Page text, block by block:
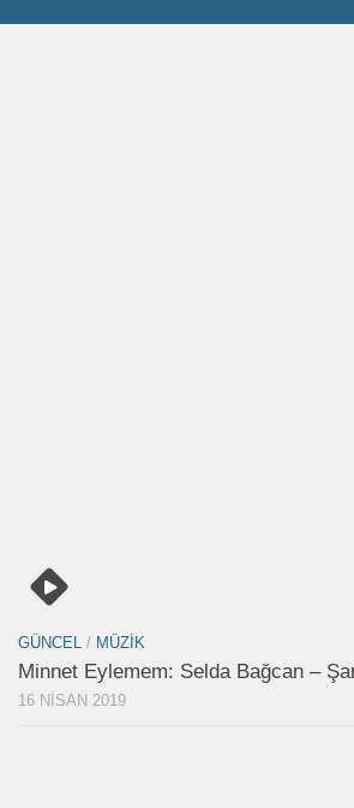
GÜNCEL / MÜZIK
Minnet Eylemem: Selda Bağcan –
16 NISAN 2019